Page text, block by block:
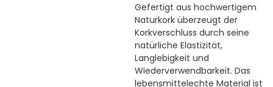
Gefertigt aus hochwertigem
Naturkork überzeugt der
Korkverschluss durch seine
natürliche Elastizität,
Langlebigkeit und
Wiederverwendbarkeit. Das
lebensmittelechte Material ist